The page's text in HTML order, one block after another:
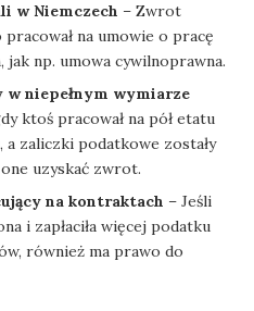
w Niemczech – Zwrot
na umowie o pracę
jak np. umowa cywilnoprawna.
w niepełnym wymiarze
ktoś pracował na pół etatu
a zaliczki podatkowe zostały
uzyskać zwrot.
na kontraktach – Jeśli
i zapłaciła więcej podatku
również ma prawo do